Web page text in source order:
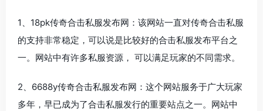
1、18pk传奇合击私服发布网：该网站一直对传奇合击私服
的支持非常稳定，可以说是比较好的合击私服发布平台之
一。网站中有许多私服资源， 可以满足玩家的不同需求。
2、6688y传奇合击私服发布网：这个网站服务于广大玩家
多年，早已成为了合击私服发行的重要站点之一。网站中